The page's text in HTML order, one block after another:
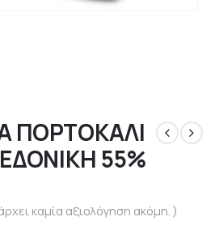
ΠΟΡΤΟΚΑΛΙ
55%
καμία αξιολόγηση ακόμη. )